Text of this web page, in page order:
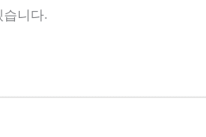
습니다.